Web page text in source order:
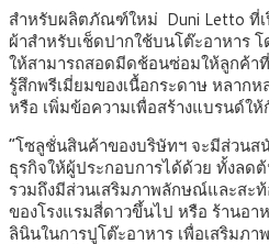
สำหรับผลิตภัณฑ์ใหม่ Duni Letto ที่เ
ผ้าสำหรับเช็ดปากใช้บนโต๊ะอาหาร
ให้สามารถสอดมีดช้อนซ่อมให้ลูกค้า
รู้สึกพรีเมี่ยมของเนื้อกระดาษ หลาก
หรือ เพิ่มข้อความเพื่อสร้างแบรนด์ใ
“โซลูชั่นสินค้าของบริษัทฯ จะมีส่วนส
ธุรกิจให้ผู้ประกอบการได้ด้วย ทั้งลด
รวมถึงมีส่วนเสริมภาพลักษณ์และสะ
ของโรงแรมสี่ดาวขึ้นไป หรือ ร้านอา
ลินินในการปูโต๊ะอาหาร เพื่อเสริมภ